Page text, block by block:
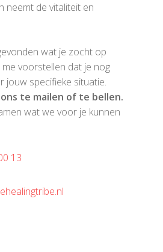
neemt de vitaliteit en
wat je zocht op
me voorstellen dat je nog
jouw specifieke situatie.
te mailen of te bellen.
wat we voor je kunnen
13